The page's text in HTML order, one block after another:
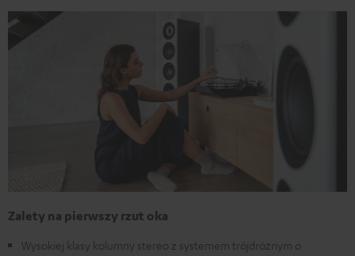
Zalety na pierwszy rzut oka
Wysokiej klasy kolumny stereo z systemem trójdróżnym o